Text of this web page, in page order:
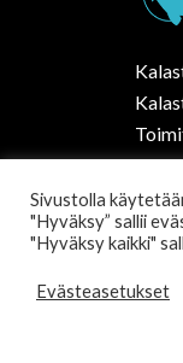
Tilaa
Sivustolla
"Hyväksy” sallii
"Hyväksy kaikki"
Evästeasetukset